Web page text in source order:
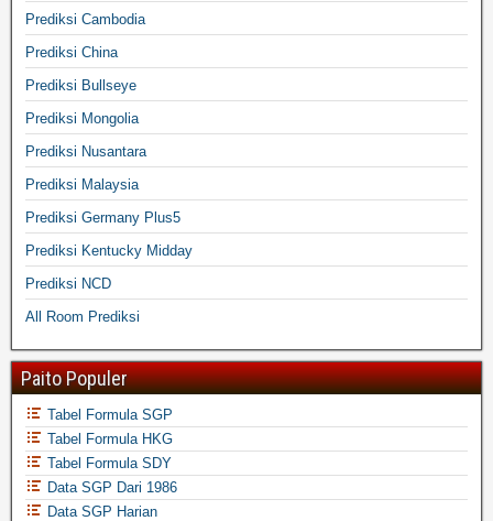
Prediksi Cambodia
Prediksi China
Prediksi Bullseye
Prediksi Mongolia
Prediksi Nusantara
Prediksi Malaysia
Prediksi Germany Plus5
Prediksi Kentucky Midday
Prediksi NCD
All Room Prediksi
Paito Populer
Tabel Formula SGP
Tabel Formula HKG
Tabel Formula SDY
Data SGP Dari 1986
Data SGP Harian